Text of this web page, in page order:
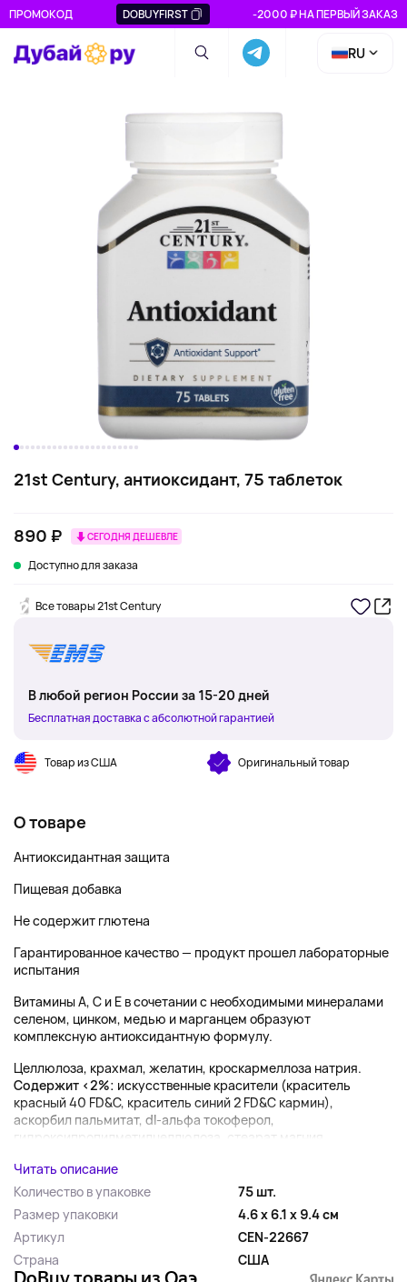
ПРОМОКОД DOBUYFIRST -2000 ₽ НА ПЕРВЫЙ ЗАКАЗ
RU
21st Century, антиоксидант, 75 таблеток
890 ₽ СЕГОДНЯ ДЕШЕВЛЕ
Доступно для заказа
Все товары 21st Century
В любой регион России за 15-20 дней
Бесплатная доставка с абсолютной гарантией
Товар из США Оригинальный товар
О товаре
Антиоксидантная защита
Пищевая добавка
Не содержит глютена
Гарантированное качество — продукт прошел лабораторные
испытания
Витамины A, C и E в сочетании с необходимыми минералами
селеном, цинком, медью и марганцем образуют
комплексную антиоксидантную формулу.
Целлюлоза, крахмал, желатин, кроскармеллоза натрия.
Содержит <2%: искусственные красители (краситель
красный 40 FD&C, краситель синий 2 FD&C кармин),
аскорбил пальмитат, dl-альфа токоферол,
гидроксипропилметилцеллюлоза, стеарат магния,
Читать описание
Количество в упаковке
75 шт.
Размер упаковки
4.6 x 6.1 x 9.4 см
Артикул
CEN-22667
Страна
США